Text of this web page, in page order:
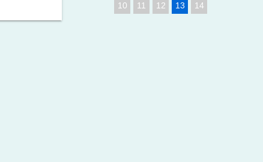
10
11 12 13 14